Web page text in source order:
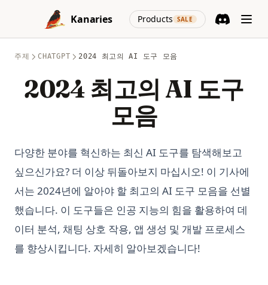
Skip to content
Kanaries
Products SALE
(opens in a
주제 CHATGPT 2024 최고의 AI 도구 모음
2024 최고의 AI 도구
모음
다양한 분야를 혁신하는 최신 AI 도구를 탐색해보고
싶으신가요? 더 이상 뒤돌아보지 마십시오! 이 기사에
서는 2024년에 알아야 할 최고의 AI 도구 모음을 선별
했습니다. 이 도구들은 인공 지능의 힘을 활용하여 데
이터 분석, 채팅 상호 작용, 앱 생성 및 개발 프로세스
를 향상시킵니다. 자세히 알아보겠습니다!